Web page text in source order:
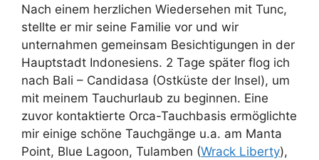
Nach einem herzlichen Wiedersehen mit Tunc,
stellte er mir seine Familie vor und wir
unternahmen gemeinsam Besichtigungen in der
Hauptstadt Indonesiens. 2 Tage später flog ich
nach Bali – Candidasa (Ostküste der Insel), um
mit meinem Tauchurlaub zu beginnen. Eine
zuvor kontaktierte Orca-Tauchbasis ermöglichte
mir einige schöne Tauchgänge u.a. am Manta
Point, Blue Lagoon, Tulamben (Wrack Liberty),